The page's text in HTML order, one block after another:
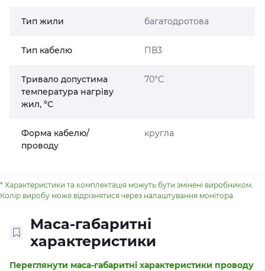
Тип жили багатодротова
Тип кабелю ПВ3
Тривало допустима
температура нагріву
жил, °С
70°С
Форма кабелю/
проводу
кругла
* Характеристики та комплектація можуть бути змінені виробником.
Колір виробу може відрізнятися через налаштування монітора
Маса-габаритні
характеристики
Переглянути маса-габаритні характеристики проводу